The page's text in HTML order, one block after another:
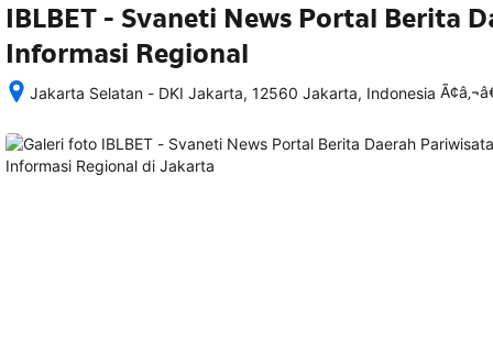
IBLBET - Svaneti News Portal Berita
Informasi Regional
Jakarta Selatan - DKI Jakarta, 12560 Jakarta, Indonesia
memesan,
semua